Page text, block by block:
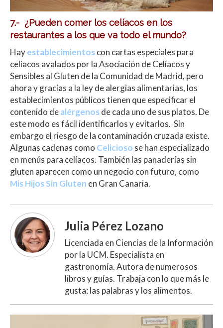
7.- ¿Pueden comer los celíacos en los
restaurantes a los que va todo el mundo?
Hayestablecimientoscon cartas especiales para
celíacos avalados por la Asociación de Celíacos y
Sensibles al Gluten de la Comunidad de Madrid, pero
ahora y gracias a la ley de alergias alimentarias, los
establecimientos públicos tienen que especificar el
contenido dealérgenosde cada uno de sus platos. De
este modo es fácil identificarlos y evitarlos. Sin
embargo el riesgo de la contaminación cruzada existe.
Algunas cadenas como Celicioso se han especializado
en menús para celíacos. También las panaderías sin
gluten aparecen como un negocio con futuro, como
Mis Hijos Sin Gluten en Gran Canaria.
Julia Pérez Lozano
Licenciada en Ciencias de la Información
por la UCM. Especialista en
gastronomía. Autora de numerosos
libros y guías. Trabaja con lo que más le
gusta: las palabras y los alimentos.